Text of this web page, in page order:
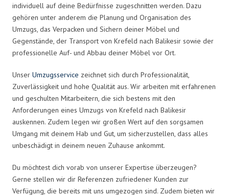
individuell auf deine Bedürfnisse zugeschnitten werden. Dazu
gehören unter anderem die Planung und Organisation des
Umzugs, das Verpacken und Sichern deiner Möbel und
Gegenstände, der Transport von Krefeld nach Balikesir sowie der
professionelle Auf- und Abbau deiner Möbel vor Ort.
Unser Umzugsservice zeichnet sich durch Professionalität,
Zuverlässigkeit und hohe Qualität aus. Wir arbeiten mit erfahrenen
und geschulten Mitarbeitern, die sich bestens mit den
Anforderungen eines Umzugs von Krefeld nach Balikesir
auskennen. Zudem legen wir großen Wert auf den sorgsamen
Umgang mit deinem Hab und Gut, um sicherzustellen, dass alles
unbeschädigt in deinem neuen Zuhause ankommt.
Du möchtest dich vorab von unserer Expertise überzeugen?
Gerne stellen wir dir Referenzen zufriedener Kunden zur
Verfügung, die bereits mit uns umgezogen sind. Zudem bieten wir